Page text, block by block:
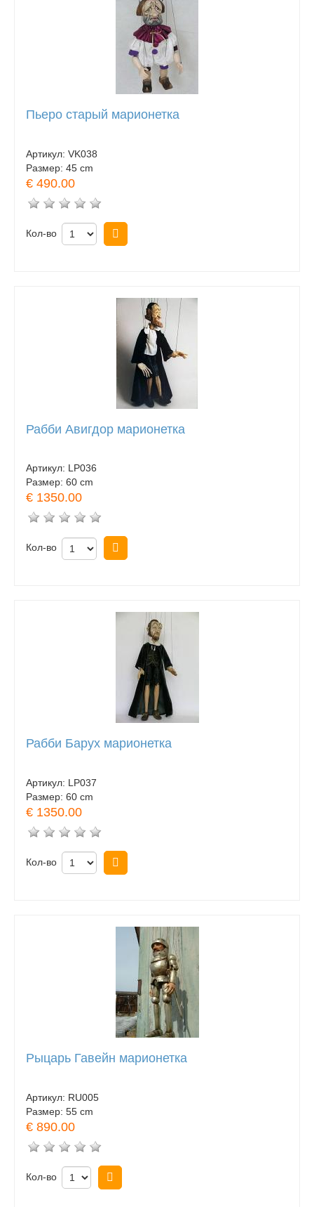
Пьеро старый марионетка
Артикул: VK038
Размер: 45 cm
€ 490.00
Кол-во
Рабби Авигдор марионетка
Артикул: LP036
Размер: 60 cm
€ 1350.00
Кол-во
Рабби Барух марионетка
Артикул: LP037
Размер: 60 cm
€ 1350.00
Кол-во
Рыцарь Гавейн марионетка
Артикул: RU005
Размер: 55 cm
€ 890.00
Кол-во